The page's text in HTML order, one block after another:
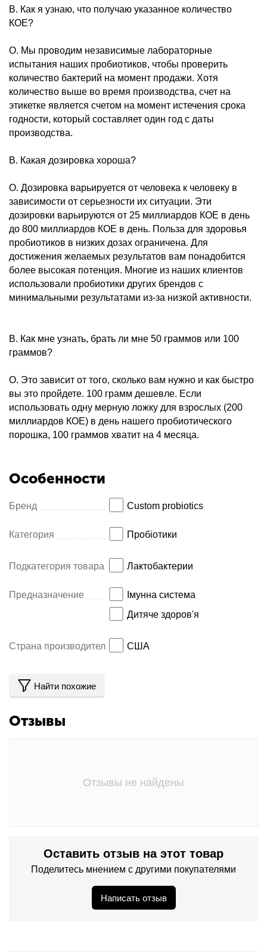
В. Как я узнаю, что получаю указанное количество
КОЕ?
О. Мы проводим независимые лабораторные
испытания наших пробиотиков, чтобы проверить
количество бактерий на момент продажи. Хотя
количество выше во время производства, счет на
этикетке является счетом на момент истечения срока
годности, который составляет один год с даты
производства.
В. Какая дозировка хороша?
О. Дозировка варьируется от человека к человеку в
зависимости от серьезности их ситуации. Эти
дозировки варьируются от 25 миллиардов КОЕ в день
до 800 миллиардов КОЕ в день. Польза для здоровья
пробиотиков в низких дозах ограничена. Для
достижения желаемых результатов вам понадобится
более высокая потенция. Многие из наших клиентов
использовали пробиотики других брендов с
минимальными результатами из-за низкой активности.
В. Как мне узнать, брать ли мне 50 граммов или 100
граммов?
О. Это зависит от того, сколько вам нужно и как быстро
вы это пройдете. 100 грамм дешевле. Если
использовать одну мерную ложку для взрослых (200
миллиардов КОЕ) в день нашего пробиотического
порошка, 100 граммов хватит на 4 месяца.
Особенности
Бренд Custom probiotics
Категория Пробіотики
Подкатегория товара Лактобактерии
Предназначение
Імунна система
Дитяче здоров'я
Страна производитель США
Найти похожие
Отзывы
Отзывы не найдены
Оставить отзыв на этот товар
Поделитесь мнением с другими покупателями
Написать отзыв